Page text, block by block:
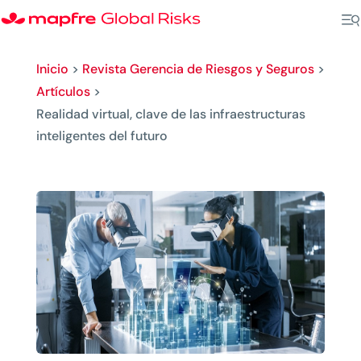
Inicio > Revista Gerencia de Riesgos y Seguros>
Artículos>
Realidad virtual, clave de las infraestructuras
inteligentes del futuro